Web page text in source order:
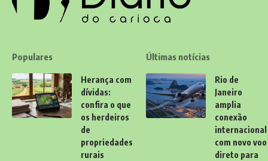
Populares
Herança com
dívidas:
confira o que
os herdeiros
de
propriedades
rurais
Últimas notícias
Rio de
Janeiro
amplia
conexão
internacional
com novo voo
direto para